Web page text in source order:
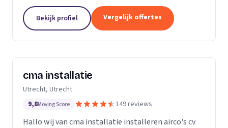
ook een gepassioneerde piloot in mijn vrije tijd....
Bekijk profiel Vergelijk offertes
cma installatie
Utrecht, Utrecht
9,8Moving Score 149 reviews
Hallo wij van cma installatie installeren airco's cv